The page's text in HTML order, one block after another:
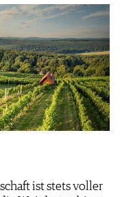
ist stets voller